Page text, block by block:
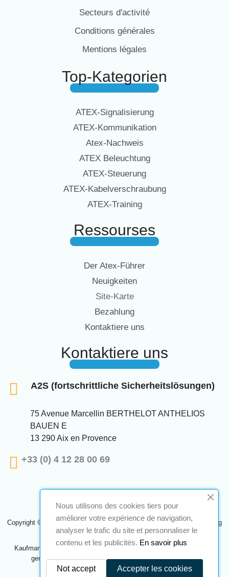
Secteurs d'activité
Conditions générales
Mentions légales
Top-Kategorien
ATEX-Signalisierung
ATEX-Kommunikation
Atex-Nachweis
ATEX Beleuchtung
ATEX-Steuerung
ATEX-Kabelverschraubung
ATEX-Training
Ressourses
Der Atex-Führer
Neuigkeiten
Site-Karte
Bezahlung
Kontaktiere uns
Kontaktiere uns
A2S (fortschrittliche Sicherheitslösungen)
75 Avenue Marcellin BERTHELOT ANTHELIOS
BAUEN E
13 290 Aix en Provence
+33 (0) 4 12 28 00 69
Copyright © 2024 A2S ATEX. Alle Rechte vorbehalten. Eine Realisierung
Navilog
Kaufmann, der von der offensichtlichen Meinung des Unternehmens
genehmigt wurde,Klicken Sie hier, um es zu überprüfen.
Nous utilisons des cookies tiers pour
améliorer votre expérience de navigation,
analyser le trafic du site et personnaliser le
contenu et les publicités. En savoir plus
Accepter les cookies
Not accept